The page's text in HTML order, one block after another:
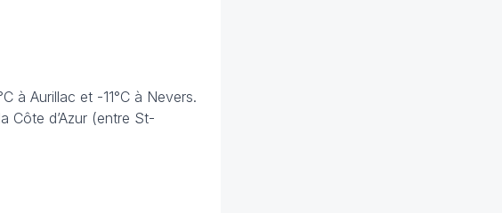
à Aurillac et -11°C à Nevers.
Côte d’Azur (entre St-